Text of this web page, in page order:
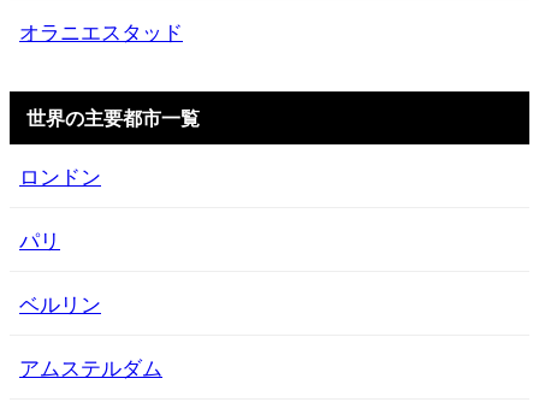
オラニエスタッド
世界の主要都市一覧
ロンドン
パリ
ベルリン
アムステルダム